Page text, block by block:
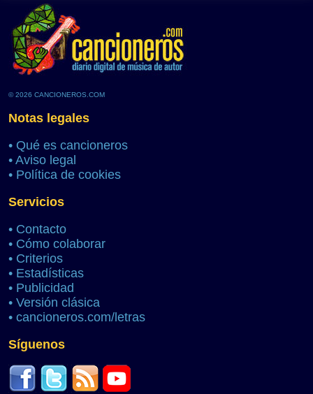
© 2026 CANCIONEROS.COM
Notas legales
• Qué es cancioneros
• Aviso legal
• Política de cookies
Servicios
• Contacto
• Cómo colaborar
• Criterios
• Estadísticas
• Publicidad
• Versión clásica
• cancioneros.com/letras
Síguenos